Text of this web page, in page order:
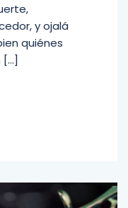
y ojalá
quiénes
[…]